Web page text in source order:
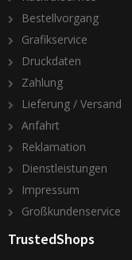
Bestellvorgang
Grafikservice
Druckdaten
Zahlung
Lieferung / Versand
Anfahrt
Reklamation
Dienstleistungen
Impressum
Großkundenservice
TrustedShops